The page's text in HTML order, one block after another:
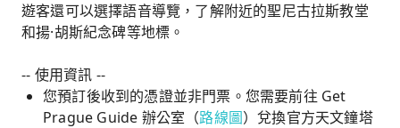
遊客還可以選擇語音導覽，了解附近的聖尼古拉斯教堂
和揚·胡斯紀念碑等地標。
-- 使用資訊 --
您預訂後收到的憑證並非門票。您需要前往 Get
Prague Guide 辦公室（路線圖）兌換官方天文鐘塔